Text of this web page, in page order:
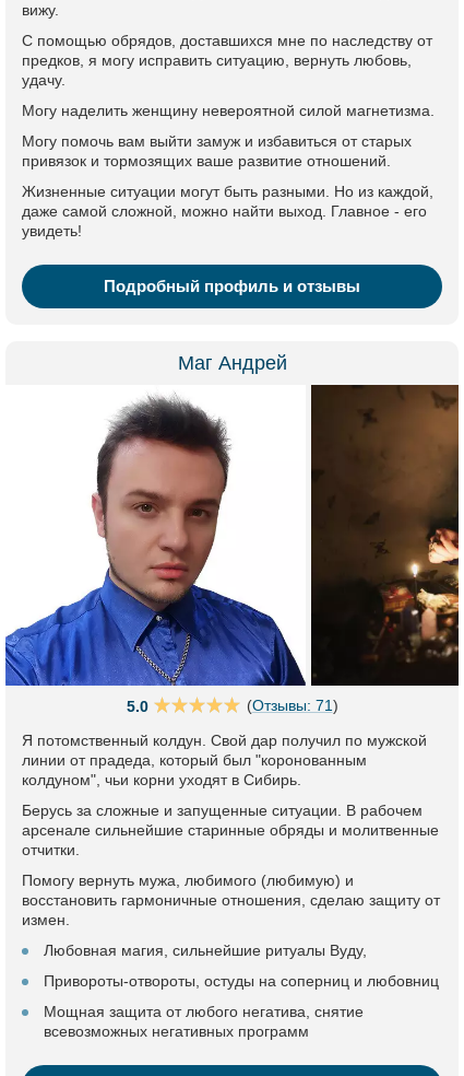
вижу.
С помощью обрядов, доставшихся мне по наследству от
предков, я могу исправить ситуацию, вернуть любовь,
удачу.
Могу наделить женщину невероятной силой магнетизма.
Могу помочь вам выйти замуж и избавиться от старых
привязок и тормозящих ваше развитие отношений.
Жизненные ситуации могут быть разными. Но из каждой,
даже самой сложной, можно найти выход. Главное - его
увидеть!
Подробный профиль и отзывы
Маг Андрей
5.0 (Отзывы: 71)
Я потомственный колдун. Свой дар получил по мужской
линии от прадеда, который был "коронованным
колдуном", чьи корни уходят в Сибирь.
Берусь за сложные и запущенные ситуации. В рабочем
арсенале сильнейшие старинные обряды и молитвенные
отчитки.
Помогу вернуть мужа, любимого (любимую) и
восстановить гармоничные отношения, сделаю защиту от
измен.
Любовная магия, сильнейшие ритуалы Вуду,
Привороты-отвороты, остуды на соперниц и любовниц
Мощная защита от любого негатива, снятие
всевозможных негативных программ